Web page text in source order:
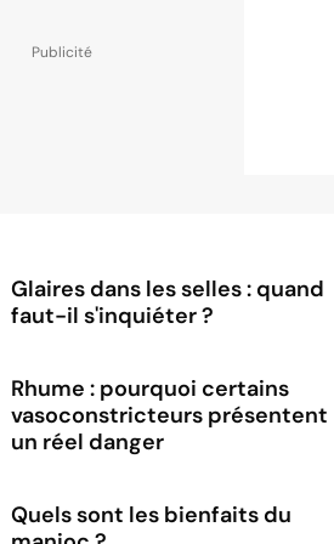
Glaires dans les selles : quand
faut-il s'inquiéter ?
Rhume : pourquoi certains
vasoconstricteurs présentent
un réel danger
Quels sont les bienfaits du